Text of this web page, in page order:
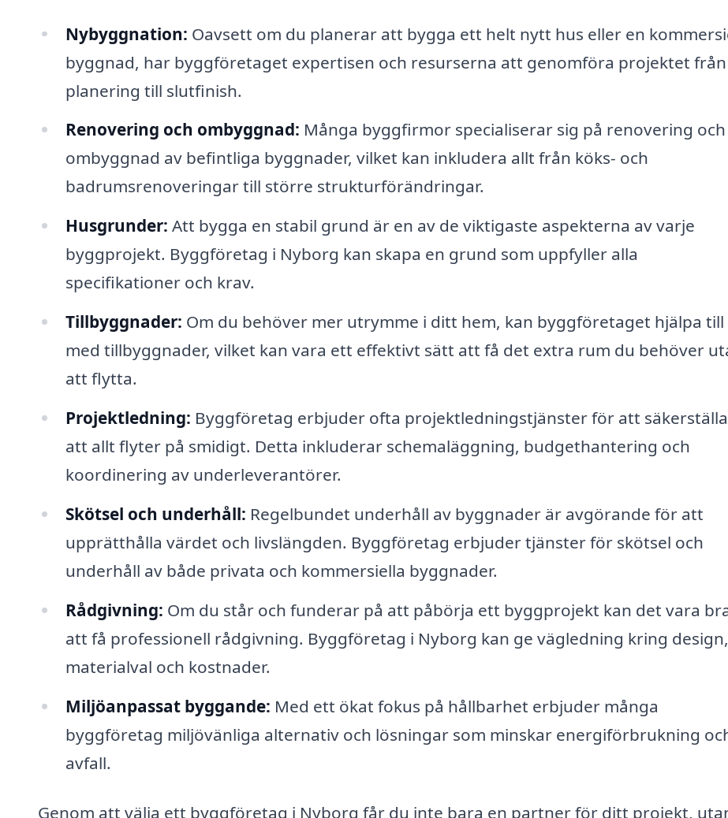
Nybyggnation: Oavsett om du planerar att bygga ett helt nytt hus eller en
byggnad, har byggföretaget expertisen och resurserna att genomföra projektet från
planering till slutfinish.
Renovering och ombyggnad: Många byggfirmor specialiserar sig på renovering och
ombyggnad av befintliga byggnader, vilket kan inkludera allt från köks- och
badrumsrenoveringar till större strukturförändringar.
Husgrunder: Att bygga en stabil grund är en av de viktigaste aspekterna av varje
byggprojekt. Byggföretag i Nyborg kan skapa en grund som uppfyller alla
specifikationer och krav.
Tillbyggnader: Om du behöver mer utrymme i ditt hem, kan byggföretaget hjälpa till
med tillbyggnader, vilket kan vara ett effektivt sätt att få det extra rum du behöver
att flytta.
Projektledning: Byggföretag erbjuder ofta projektledningstjänster för att säkerställa
att allt flyter på smidigt. Detta inkluderar schemaläggning, budgethantering och
koordinering av underleverantörer.
Skötsel och underhåll: Regelbundet underhåll av byggnader är avgörande för att
upprätthålla värdet och livslängden. Byggföretag erbjuder tjänster för skötsel och
underhåll av både privata och kommersiella byggnader.
Rådgivning: Om du står och funderar på att påbörja ett byggprojekt kan det vara
att få professionell rådgivning. Byggföretag i Nyborg kan ge vägledning kring design,
materialval och kostnader.
Miljöanpassat byggande: Med ett ökat fokus på hållbarhet erbjuder många
byggföretag miljövänliga alternativ och lösningar som minskar energiförbrukning
avfall.
Genom att välja ett byggföretag i Nyborg får du inte bara en partner för ditt projekt,